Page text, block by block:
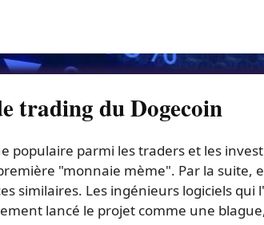
trading du Dogecoin
populaire parmi les traders et les
"monnaie mème". Par la suite,
similaires. Les ingénieurs logiciels qui
lancé le projet comme une